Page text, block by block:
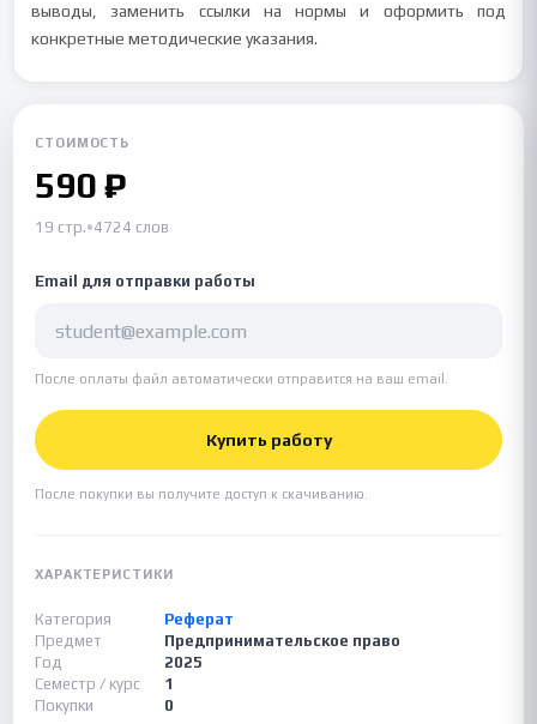
выводы, заменить ссылки на нормы и оформить под
конкретные методические указания.
СТОИМОСТЬ
590 ₽
19 стр.•4724 слов
Email для отправки работы
После оплаты файл автоматически отправится на ваш email.
Купить работу
После покупки вы получите доступ к скачиванию.
ХАРАКТЕРИСТИКИ
Категория
Реферат
Предмет
Предпринимательское право
Год
2025
Семестр / курс
1
Покупки
0